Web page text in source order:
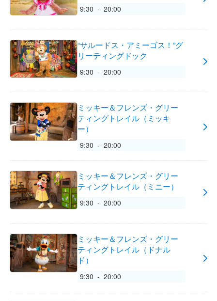
9:30 - 20:00
“サルードス・アミーゴス！”グ
リーティングドック
9:30 - 20:00
ミッキー＆フレンズ・グリー
ティングトレイル（ミッキ
ー）
9:30 - 20:00
ミッキー＆フレンズ・グリー
ティングトレイル（ミニー）
9:30 - 20:00
ミッキー＆フレンズ・グリー
ティングトレイル（ドナル
ド）
9:30 - 20:00